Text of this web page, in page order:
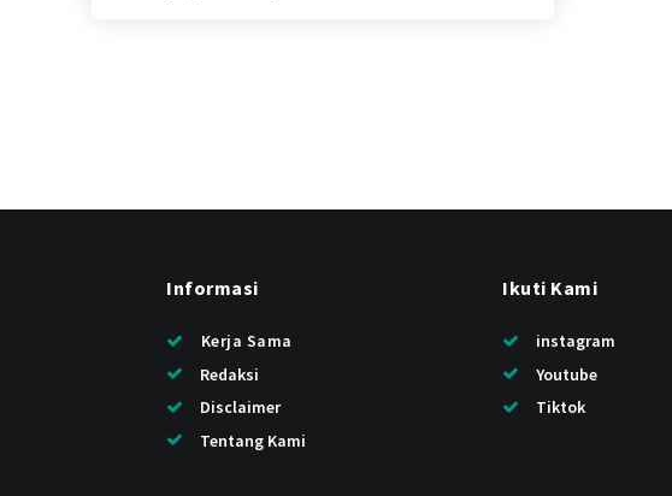
Informasi
Kerja Sama
Redaksi
Disclaimer
Tentang Kami
Ikuti Kami
instagram
Youtube
Tiktok